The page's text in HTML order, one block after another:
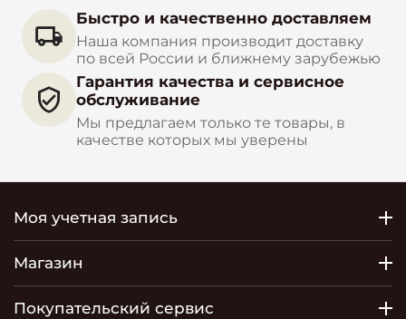
Быстро и качественно доставляем
Наша компания производит доставку
по всей России и ближнему зарубежью
Гарантия качества и сервисное
обслуживание
Мы предлагаем только те товары, в
качестве которых мы уверены
Моя учетная запись
Магазин
Покупательский сервис